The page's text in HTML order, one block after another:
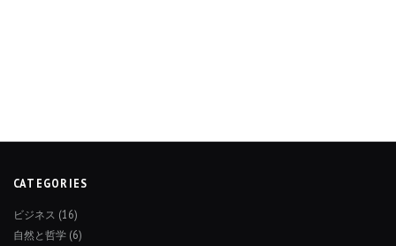
CATEGORIES
ビジネス (16)
自然と哲学 (6)